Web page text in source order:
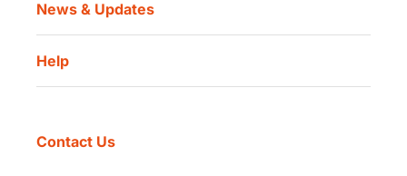
News & Updates
Help
Contact Us